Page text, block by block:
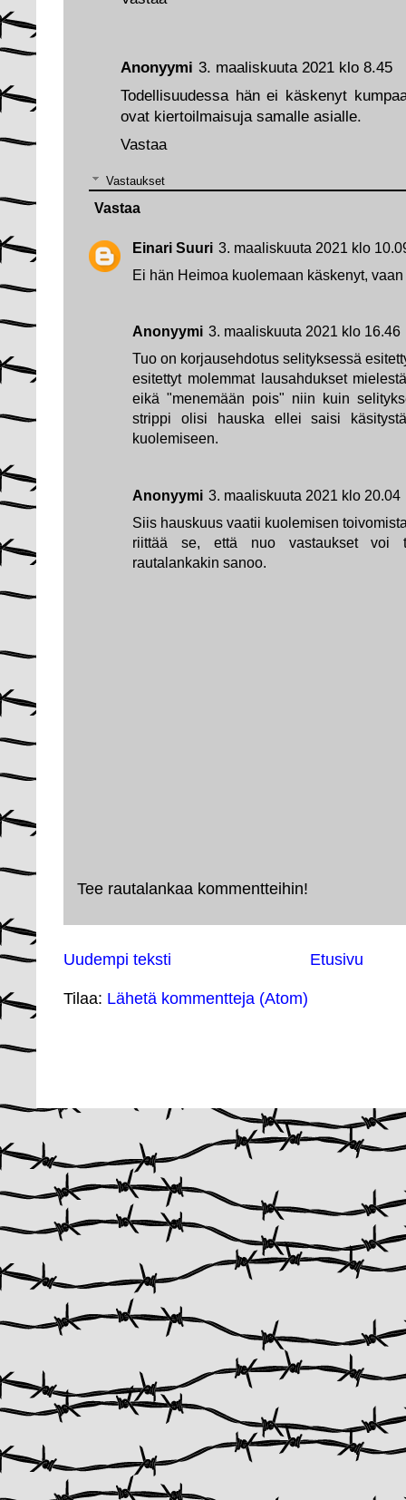
Anonyymi 3. maaliskuuta 2021 klo 8.45
Todellisuudessa hän ei käskenyt
ovat kiertoilmaisuja samalle asialle.
Vastaa
Vastaukset
Einari Suuri 3. maaliskuuta 2021 klo
Ei hän Heimoa kuolemaan käskenyt,
Anonyymi 3. maaliskuuta 2021 klo 16.46
Tuo on korjausehdotus selityksessä
esitettyt molemmat lausahdukset
eikä "menemään pois" niin kuin
strippi olisi hauska ellei saisi
kuolemiseen.
Anonyymi 3. maaliskuuta 2021 klo 20.04
Siis hauskuus vaatii kuolemisen
riittää se, että nuo vastaukset voi
rautalankakin sanoo.
Vastaa
Tee rautalankaa kommentteihin!
Uudempi teksti Etusivu
Tilaa: Lähetä kommentteja (Atom)